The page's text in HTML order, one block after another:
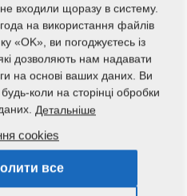
входили щоразу в систему.
на використання файлів
«OK», ви погоджуєтесь із
дозволяють нам надавати
на основі ваших даних. Ви
коли на сторінці обробки
Детальніше
cookies
все